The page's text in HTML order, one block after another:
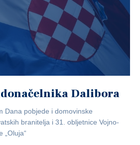
Dalibora
Dana pobjede i domovinske
branitelja i 31. obljetnice Vojno-
„Oluja“